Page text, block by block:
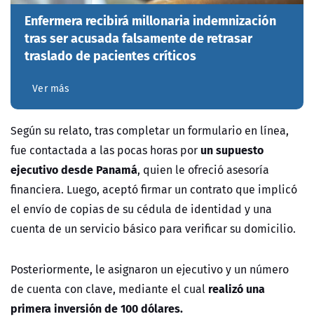
Enfermera recibirá millonaria indemnización
tras ser acusada falsamente de retrasar
traslado de pacientes críticos
Ver más
Según su relato, tras completar un formulario en línea,
fue contactada a las pocas horas por un supuesto
ejecutivo desde Panamá, quien le ofreció asesoría
financiera. Luego, aceptó firmar un contrato que implicó
el envío de copias de su cédula de identidad y una
cuenta de un servicio básico para verificar su domicilio.
Posteriormente, le asignaron un ejecutivo y un número
de cuenta con clave, mediante el cual realizó una
primera inversión de 100 dólares.